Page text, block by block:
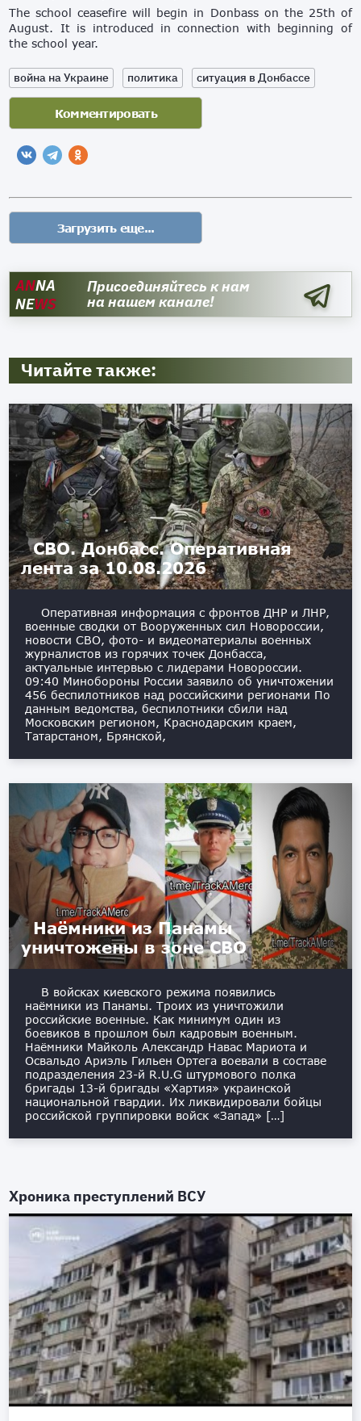
The school ceasefire will begin in Donbass on the 25th of
August. It is introduced in connection with beginning of
the school year.
война на Украине политика ситуация в Донбассе
ANNA
NEWS
Присоединяйтесь к нам
на нашем канале!
Читайте также:
СВО. Донбасс. Оперативная
лента за 10.08.2026
Оперативная информация с фронтов ДНР и ЛНР,
военные сводки от Вооруженных сил Новороссии,
новости СВО, фото- и видеоматериалы военных
журналистов из горячих точек Донбасса,
актуальные интервью с лидерами Новороссии.
09:40 Минобороны России заявило об уничтожении
456 беспилотников над российскими регионами По
данным ведомства, беспилотники сбили над
Московским регионом, Краснодарским краем,
Татарстаном, Брянской,
Наёмники из Панамы
уничтожены в зоне СВО
В войсках киевского режима появились
наёмники из Панамы. Троих из уничтожили
российские военные. Как минимум один из
боевиков в прошлом был кадровым военным.
Наёмники Майколь Александр Навас Мариота и
Освальдо Ариэль Гильен Ортега воевали в составе
подразделения 23-й R.U.G штурмового полка
бригады 13-й бригады «Хартия» украинской
национальной гвардии. Их ликвидировали бойцы
российской группировки войск «Запад» […]
Хроника преступлений ВСУ